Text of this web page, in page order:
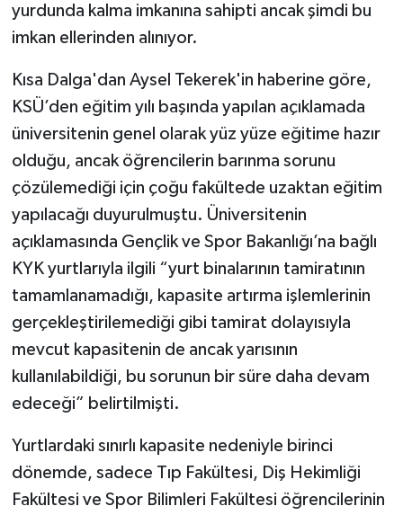
yurdunda kalma imkanına sahipti ancak şimdi bu
imkan ellerinden alınıyor.
Kısa Dalga'dan Aysel Tekerek'in haberine göre,
KSÜ’den eğitim yılı başında yapılan açıklamada
üniversitenin genel olarak yüz yüze eğitime hazır
olduğu, ancak öğrencilerin barınma sorunu
çözülemediği için çoğu fakültede uzaktan eğitim
yapılacağı duyurulmuştu. Üniversitenin
açıklamasında Gençlik ve Spor Bakanlığı’na bağlı
KYK yurtlarıyla ilgili “yurt binalarının tamiratının
tamamlanamadığı, kapasite artırma işlemlerinin
gerçekleştirilemediği gibi tamirat dolayısıyla
mevcut kapasitenin de ancak yarısının
kullanılabildiği, bu sorunun bir süre daha devam
edeceği” belirtilmişti.
Yurtlardaki sınırlı kapasite nedeniyle birinci
dönemde, sadece Tıp Fakültesi, Diş Hekimliği
Fakültesi ve Spor Bilimleri Fakültesi öğrencilerinin
Yemek
SEÇİM 2014
KİM KİMDİR
KİTAP
HEDEF2020
OTOMOBİL
MİZAH
Genel